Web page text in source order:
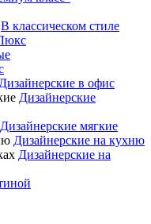
В классическом стиле
Дизайнерские в офис
Дизайнерские
Дизайнерские мягкие
Дизайнерские на кухню
Дизайнерские на